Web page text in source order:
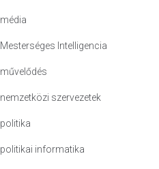
média
Mesterséges Intelligencia
művelődés
nemzetközi szervezetek
politika
politikai informatika